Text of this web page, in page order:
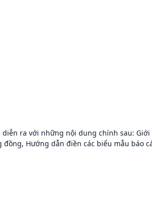
diễn ra với những nội dung chính sau:
đồng, Hướng dẫn điền các biểu mẫu báo